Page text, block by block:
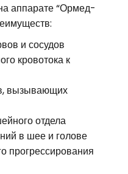
аппарате “Ормед-
и сосудов
кровотока к
вызывающих
отдела
в шее и голове
прогрессирования